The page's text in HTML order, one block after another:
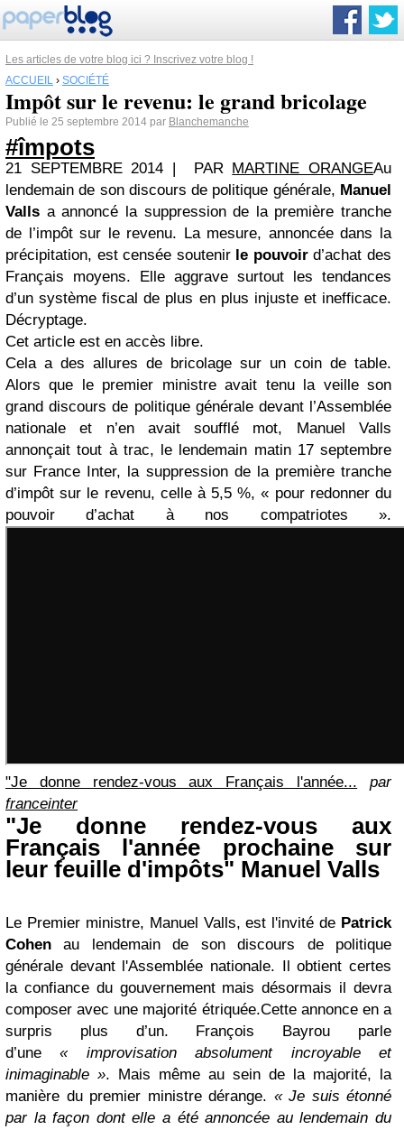
Les articles de votre blog ici ? Inscrivez votre blog !
ACCUEIL › SOCIÉTÉ
Impôt sur le revenu: le grand bricolage
Publié le 25 septembre 2014 par Blanchemanche
#împots
21 SEPTEMBRE 2014 | PAR MARTINE ORANGEAu
lendemain de son discours de politique générale, Manuel
Valls a annoncé la suppression de la première tranche
de l’impôt sur le revenu. La mesure, annoncée dans la
précipitation, est censée soutenir le pouvoird’achat des
Français moyens. Elle aggrave surtout les tendances
d’un système fiscal de plus en plus injuste et inefficace.
Décryptage.
Cet article est en accès libre.
Cela a des allures de bricolage sur un coin de table.
Alors que le premier ministre avait tenu la veille son
grand discours de politique générale devant l’Assemblée
nationale et n’en avait soufflé mot, Manuel Valls
annonçait tout à trac, le lendemain matin 17 septembre
sur France Inter, la suppression de la première tranche
d’impôt sur le revenu, celle à 5,5 %, « pour redonner du
pouvoir d’achat à nos compatriotes ».
"Je donne rendez-vous aux Français l'année...
par
franceinter
"Je donne rendez-vous aux
Français l'année prochaine sur
leur feuille d'impôts" Manuel Valls
Le Premier ministre, Manuel Valls, est l'invité de Patrick
Cohen au lendemain de son discours de politique
générale devant l'Assemblée nationale. Il obtient certes
la confiance du gouvernement mais désormais il devra
composer avec une majorité étriquée.Cette annonce en a
surpris plus d’un. François Bayrou parle
d’une« improvisation absolument incroyable et
inimaginable ». Mais même au sein de la majorité, la
manière du premier ministre dérange. « Je suis étonné
par la façon dont elle a été annoncée au lendemain du